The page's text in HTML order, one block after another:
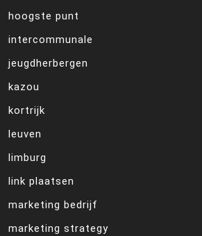
hoogste punt
intercommunale
jeugdherbergen
kazou
kortrijk
leuven
limburg
link plaatsen
marketing bedrijf
marketing strategy